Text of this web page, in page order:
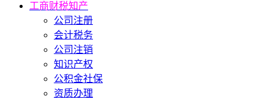
工商财税知产
公司注册
会计税务
公司注销
知识产权
公积金社保
资质办理